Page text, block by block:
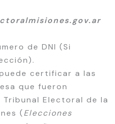
de DNI (Si
certificar a las
que fueron
Electoral de la
(Elecciones